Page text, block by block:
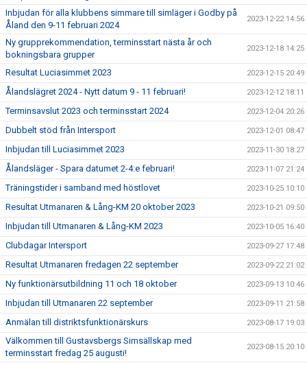
Inbjudan för alla klubbens simmare till simläger i Godby på
Åland den 9-11 februari 2024
2023-12-22 14:56
Ny grupprekommendation, terminsstart nästa år och
bokningsbara grupper
2023-12-18 14:25
Resultat Luciasimmet 2023 2023-12-15 20:49
Ålandslägret 2024 - Nytt datum 9 - 11 februari! 2023-12-12 18:11
Terminsavslut 2023 och terminsstart 2024 2023-12-04 20:26
Dubbelt stöd från Intersport 2023-12-01 08:47
Inbjudan till Luciasimmet 2023 2023-11-30 18:27
Ålandsläger - Spara datumet 2-4:e februari! 2023-11-07 21:24
Träningstider i samband med höstlovet 2023-10-25 10:10
Resultat Utmanaren & Lång-KM 20 oktober 2023 2023-10-21 09:50
Inbjudan till Utmanaren & Lång-KM 2023 2023-10-05 16:40
Clubdagar Intersport 2023-09-27 17:48
Resultat Utmanaren fredagen 22 september 2023-09-22 21:02
Ny funktionärsutbildning 11 och 18 oktober 2023-09-13 10:46
Inbjudan till Utmanaren 22 september 2023-09-11 21:58
Anmälan till distriktsfunktionärskurs 2023-08-17 19:03
Välkommen till Gustavsbergs Simsällskap med
terminsstart fredag 25 augusti!
2023-08-15 20:10